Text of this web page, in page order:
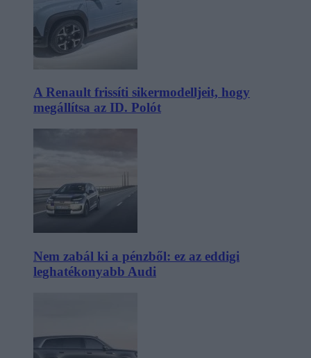
A Renault frissíti sikermodelljeit, hogy
megállítsa az ID. Polót
Nem zabál ki a pénzből: ez az eddigi
leghatékonyabb Audi